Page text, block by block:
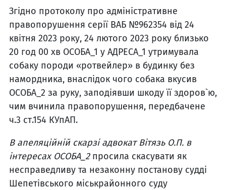
Згідно протоколу про адміністративне
правопорушення серії ВАБ №962354 від 24
квітня 2023 року, 24 лютого 2023 року близько
20 год 00 хв ОСОБА_1 у АДРЕСА_1 утримувала
собаку породи «ротвейлер» в будинку без
намордника, внаслідок чого собака вкусив
ОСОБА_2 за руку, заподіявши шкоду її здоров`ю,
чим вчинила правопорушення, передбачене
ч.3 ст.154 КУпАП.
В апеляційній скарзі адвокат Вітязь О.П. в
інтересах ОСОБА_2 просила скасувати як
несправедливу та незаконну постанову судді
Шепетівського міськрайонного суду